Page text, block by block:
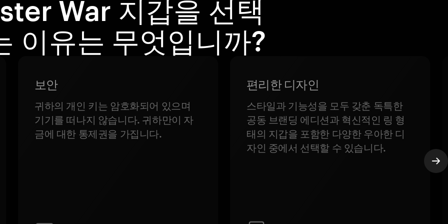
War 지갑을 선택
이유는 무엇입니까?
보안
귀하의 개인 키는 암호화되어 있으며
기기를 떠나지 않습니다. 귀하만이 자
금에 대한 통제권을 가집니다.
편리한 디자인
스타일과 기능성을 모두 갖춘 독특한
공동 브랜딩 에디션과 혁신적인 링 형
태의 지갑을 포함한 다양한 우아한 디
자인 중에서 선택할 수 있습니다.